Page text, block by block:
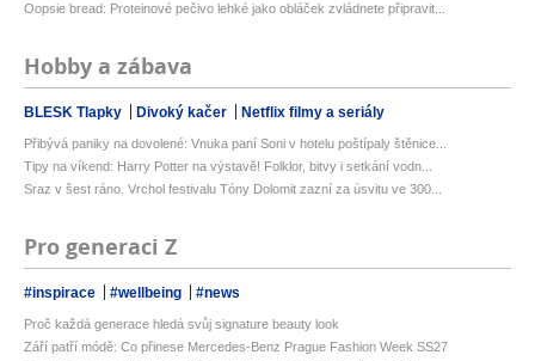
Oopsie bread: Proteinové pečivo lehké jako obláček zvládnete připravit...
Hobby a zábava
BLESK Tlapky Divoký kačer Netflix filmy a seriály
Přibývá paniky na dovolené: Vnuka paní Soni v hotelu poštípaly štěnice...
Tipy na víkend: Harry Potter na výstavě! Folklor, bitvy i setkání vodn...
Sraz v šest ráno. Vrchol festivalu Tóny Dolomit zazní za úsvitu ve 300...
Pro generaci Z
#inspirace #wellbeing #news
Proč každá generace hledá svůj signature beauty look
Září patří módě: Co přinese Mercedes-Benz Prague Fashion Week SS27